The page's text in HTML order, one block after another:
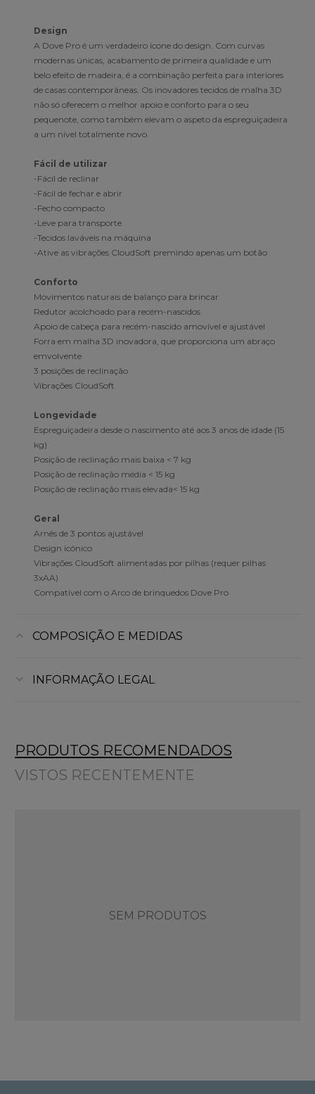
Design
A Dove Pro é um verdadeiro ícone do design. Com curvas
modernas únicas, acabamento de primeira qualidade e um
belo efeito de madeira, é a combinação perfeita para interiores
de casas contemporâneas. Os inovadores tecidos de malha 3D
não só oferecem o melhor apoio e conforto para o seu
pequenote, como também elevam o aspeto da espreguiçadeira
a um nível totalmente novo.
Fácil de utilizar
-Fácil de reclinar
-Fácil de fechar e abrir
-Fecho compacto
-Leve para transporte
-Tecidos laváveis na máquina
-Ative as vibrações CloudSoft premindo apenas um botão
Conforto
Movimentos naturais de balanço para brincar
Redutor acolchoado para recém-nascidos
Apoio de cabeça para recém-nascido amovível e ajustável
Forra em malha 3D inovadora, que proporciona um abraço
emvolvente
3 posições de reclinação
Vibrações CloudSoft
Longevidade
Espreguiçadeira desde o nascimento até aos 3 anos de idade (15
kg)
Posição de reclinação mais baixa < 7 kg
Posição de reclinação média < 15 kg
Posição de reclinação mais elevada< 15 kg
Geral
Arnês de 3 pontos ajustável
Design icónico
Vibrações CloudSoft alimentadas por pilhas (requer pilhas
3xAA)
Compatível com o Arco de brinquedos Dove Pro
COMPOSIÇÃO E MEDIDAS
INFORMAÇÃO LEGAL
PRODUTOS RECOMENDADOS
VISTOS RECENTEMENTE
SEM PRODUTOS